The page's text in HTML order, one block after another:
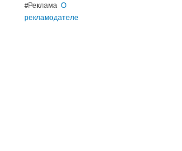
#РекламаО
рекламодателе